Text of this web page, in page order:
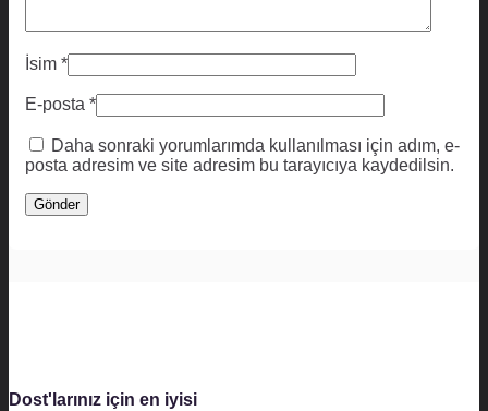
İsim *
E-posta *
Daha sonraki yorumlarımda kullanılması için adım, e-
posta adresim ve site adresim bu tarayıcıya kaydedilsin.
Dost'larınız için en iyisi